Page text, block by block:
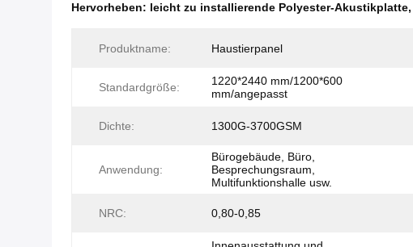
Hervorheben: leicht zu installierende Polyester-Akustikplatte,
Produktname: Haustierpanel
Standardgröße:
1220*2440 mm/1200*600
mm/angepasst
Dichte: 1300G-3700GSM
Anwendung:
Bürogebäude, Büro,
Besprechungsraum,
Multifunktionshalle usw.
NRC: 0,80-0,85